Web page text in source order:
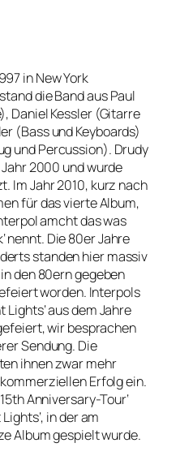
in New York
die Band aus Paul
Daniel Kessler (Gitarre
(Bass und Keyboards)
und Percussion). Drudy
2000 und wurde
Im Jahr 2010, kurz nach
für das vierte Album,
amcht das was
nennt. Die 80er Jahre
standen hier massiv
den 80ern gegeben
worden. Interpols
Lights‘ aus dem Jahre
wir besprachen
Sendung. Die
ihnen zwar mehr
Erfolg ein.
Anniversary-Tour‘
in der am
Album gespielt wurde.